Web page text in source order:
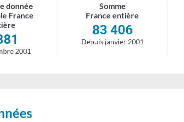
donnée
France
2001
Somme
France entière
83 406
Depuis janvier 2001